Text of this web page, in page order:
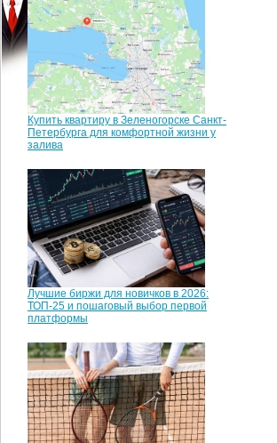
Купить квартиру в Зеленогорске Санкт-
Петербурга для комфортной жизни у
залива
Лучшие биржи для новичков в 2026:
ТОП-25 и пошаговый выбор первой
платформы